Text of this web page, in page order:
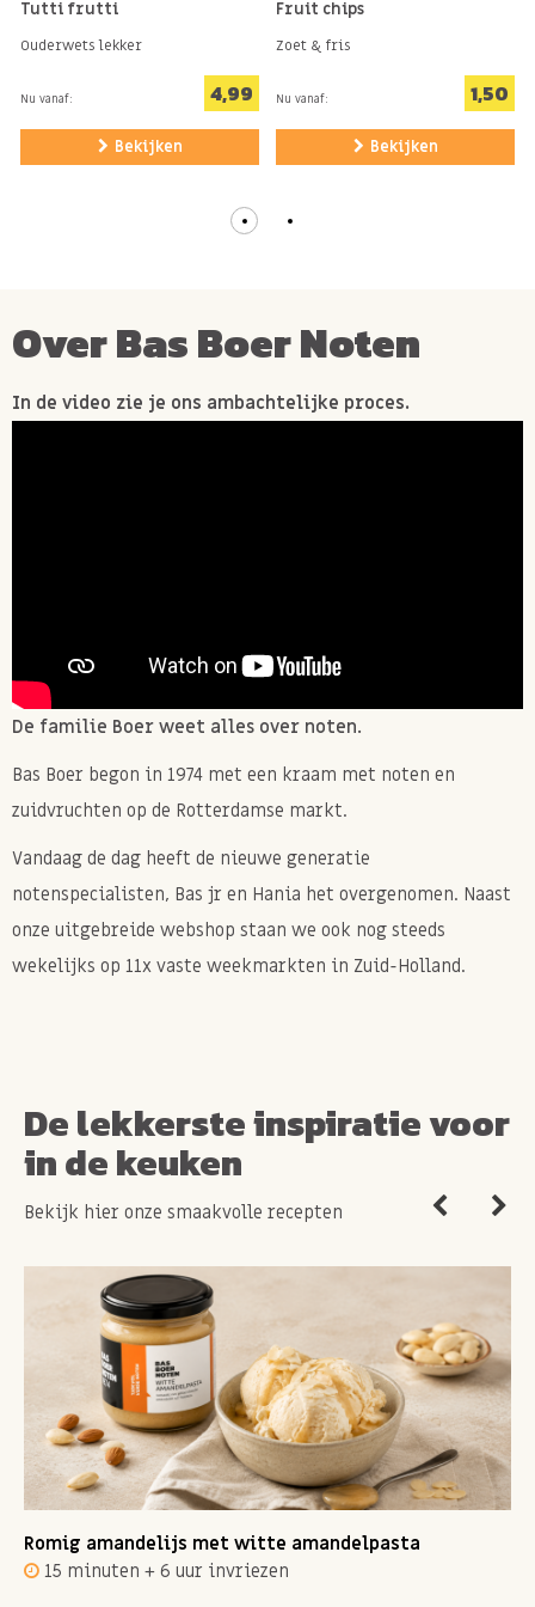
Tutti frutti
Ouderwets lekker
Nu vanaf: 4,99
Bekijken
Fruit chips
Zoet & fris
Nu vanaf: 1,50
Bekijken
Over Bas Boer Noten
De familie Boer weet alles over noten.
Bas Boer begon in 1974 met een kraam met noten en
zuidvruchten op de Rotterdamse markt.
Vandaag de dag heeft de nieuwe generatie
notenspecialisten, Bas jr en Hania het overgenomen. Naast
onze uitgebreide webshop staan we ook nog steeds
wekelijks op 11x vaste weekmarkten in Zuid-Holland.
In de video zie je ons ambachtelijke proces.
De lekkerste inspiratie voor
in de keuken
Bekijk hier onze smaakvolle recepten
Romig amandelijs met witte amandelpasta
15 minuten + 6 uur invriezen